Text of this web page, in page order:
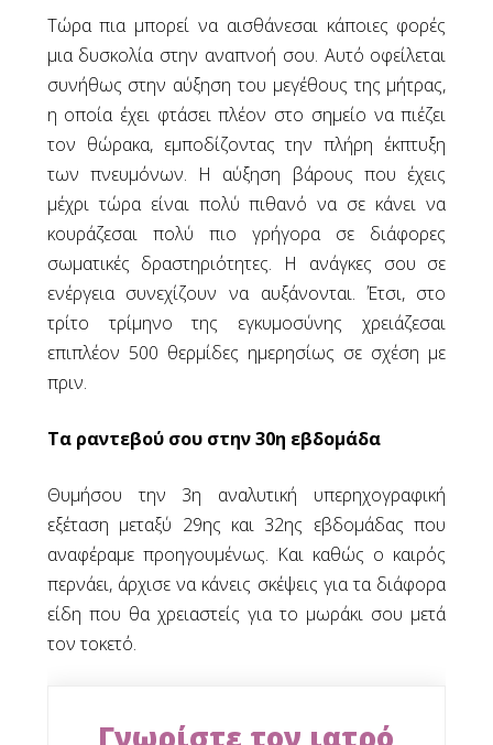
Θεραπεία της Ακράτειας Ούρων
Επιπλοκές Κολπικών Πλεγμάτων και
Ταινιών Ακράτειας
Γυναικολογία
HPV και Παθολογία Τραχήλου
Αντισύλληψη
Εμμηνόπαυση - Θεραπεία Ορμονικής
Υποκατάστασης
Εμμηνόπαυση
Ενδομητρίωση
Καρκίνος του Τραχήλου της Μήτρας
Κολποσκόπηση
Κύστεις Ωοθηκών
Λαπαροσκοπική Αφαίρεση Ινομυωμάτων
Λαπαροσκοπική Υστερεκτομή
Λαπαροσκοπική Χειρουργική της
Ενδομητρίωσης
Το Εμβόλιο HPV
Εγκυμοσύνη
Η Doppler Υπερηχογραφία
Άθληση στην Εγκυμοσύνη
Ο Διαβήτης της Κύησης
Η Έναρξη του Τοκετού
Τώρα πια μπορεί να αισθάνεσαι κάποιες φορές
μια δυσκολία στην αναπνοή σου. Αυτό οφείλεται
συνήθως στην αύξηση του μεγέθους της μήτρας,
η οποία έχει φτάσει πλέον στο σημείο να πιέζει
τον θώρακα, εμποδίζοντας την πλήρη έκπτυξη
των πνευμόνων. Η αύξηση βάρους που έχεις
μέχρι τώρα είναι πολύ πιθανό να σε κάνει να
κουράζεσαι πολύ πιο γρήγορα σε διάφορες
σωματικές δραστηριότητες. Η ανάγκες σου σε
ενέργεια συνεχίζουν να αυξάνονται. Έτσι, στο
τρίτο τρίμηνο της εγκυμοσύνης χρειάζεσαι
επιπλέον 500 θερμίδες ημερησίως σε σχέση με
πριν.
Τα ραντεβού σου στην 30η εβδομάδα
Θυμήσου την 3η αναλυτική υπερηχογραφική
εξέταση μεταξύ 29ης και 32ης εβδομάδας που
αναφέραμε προηγουμένως. Και καθώς ο καιρός
περνάει, άρχισε να κάνεις σκέψεις για τα διάφορα
είδη που θα χρειαστείς για το μωράκι σου μετά
τον τοκετό.
Γνωρίστε τον ιατρό